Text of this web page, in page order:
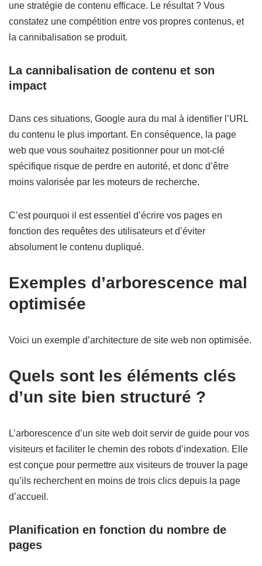
une stratégie de contenu efficace. Le résultat ? Vous
constatez une compétition entre vos propres contenus, et
la cannibalisation se produit.
La cannibalisation de contenu et son
impact
Dans ces situations, Google aura du mal à identifier l’URL
du contenu le plus important. En conséquence, la page
web que vous souhaitez positionner pour un mot-clé
spécifique risque de perdre en autorité, et donc d’être
moins valorisée par les moteurs de recherche.
C’est pourquoi il est essentiel d’écrire vos pages en
fonction des requêtes des utilisateurs et d’éviter
absolument le contenu dupliqué.
Exemples d’arborescence mal
optimisée
Voici un exemple d’architecture de site web non optimisée.
Quels sont les éléments clés
d’un site bien structuré ?
L’arborescence d’un site web doit servir de guide pour vos
visiteurs et faciliter le chemin des robots d’indexation. Elle
est conçue pour permettre aux visiteurs de trouver la page
qu’ils recherchent en moins de trois clics depuis la page
d’accueil.
Planification en fonction du nombre de
pages